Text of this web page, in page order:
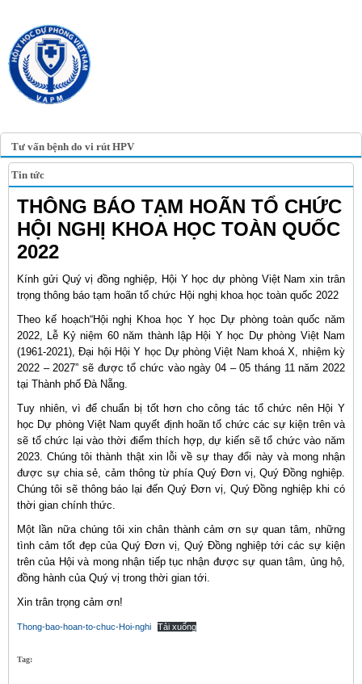
Tư vấn bệnh do vi rút HPV
Tin tức
THÔNG BÁO TẠM HOÃN TỔ CHỨC
HỘI NGHỊ KHOA HỌC TOÀN QUỐC
2022
Kính gửi Quý vị đồng nghiệp, Hội Y học dự phòng Việt Nam xin trân
trọng thông báo tạm hoãn tổ chức Hội nghị khoa học toàn quốc 2022
Theo kế hoạch“Hội nghị Khoa học Y học Dự phòng toàn quốc năm
2022, Lễ Kỷ niệm 60 năm thành lập Hội Y học Dự phòng Việt Nam
(1961-2021), Đại hội Hội Y học Dự phòng Việt Nam khoá X, nhiệm kỳ
2022 – 2027” sẽ được tổ chức vào ngày 04 – 05 tháng 11 năm 2022
tại Thành phố Đà Nẵng.
Tuy nhiên, vì để chuẩn bị tốt hơn cho công tác tổ chức nên Hội Y
học Dự phòng Việt Nam quyết định hoãn tổ chức các sự kiện trên và
sẽ tổ chức lại vào thời điểm thích hợp, dự kiến sẽ tổ chức vào năm
2023. Chúng tôi thành thật xin lỗi về sự thay đổi này và mong nhận
được sự chia sẻ, cảm thông từ phía Quý Đơn vị, Quý Đồng nghiệp.
Chúng tôi sẽ thông báo lại đến Quý Đơn vị, Quý Đồng nghiệp khi có
thời gian chính thức.
Một lần nữa chúng tôi xin chân thành cảm ơn sự quan tâm, những
tình cảm tốt đẹp của Quý Đơn vị, Quý Đồng nghiệp tới các sự kiện
trên của Hội và mong nhận tiếp tục nhận được sự quan tâm, ủng hộ,
đồng hành của Quý vị trong thời gian tới.
Xin trân trọng cảm ơn!
Thong-bao-hoan-to-chuc-Hoi-nghi Tải xuống
Tag: